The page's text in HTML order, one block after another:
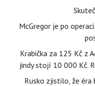
McGregor je po
Krabička za 125 Kč z
jindy stojí 10 000 Kč.
Rusko zjistilo, že